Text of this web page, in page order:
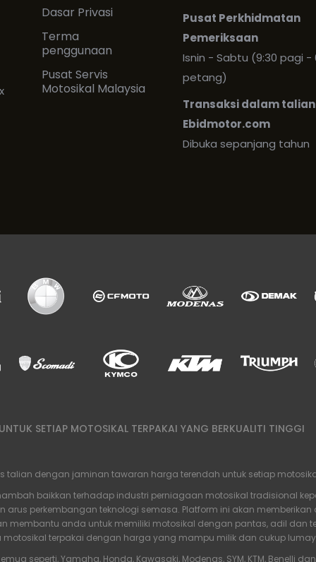
Dasar Privasi
Terma
penggunaan
Pusat Servis
Motosikal Malaysia
Pusat Perkhidmatan
Pemeriksaan
Isnin - Sabtu (9:30 pagi -
petang)
Transaksi dalam talian
Ebidmotor.com
Dibuka sepanjang tahun
SETIAP MOTOSIKAL TERPAKAI YANG BERKUALITI TINGGI
dengan jaminan tawaran harga terendah untuk setiap
baikkan terhadap industri perniagaan motosikal tradisional
perkembangan teknologi semasa. Platform ini akan
membantu anda untuk memiliki motosikal dengan pantas, adil dan
terpakai dengan harga yang mampu milik dan cukup
seperti, Yamaha, Honda, Kawasaki, Modenas, SYM, KTM, Benelli